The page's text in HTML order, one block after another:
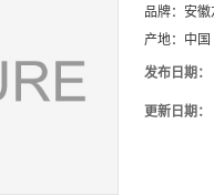
品牌： 安徽
产地： 中国
发布日期：
更新日期：